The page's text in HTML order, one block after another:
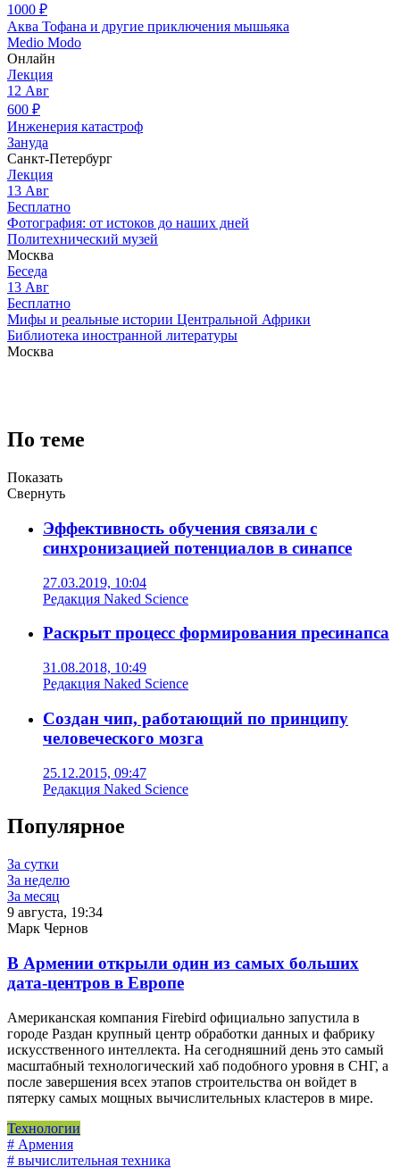
1000 ₽
Аква Тофана и другие приключения мышьяка
Medio Modo
Онлайн
Лекция
12 Авг
600 ₽
Инженерия катастроф
Зануда
Санкт-Петербург
Лекция
13 Авг
Бесплатно
Фотография: от истоков до наших дней
Политехнический музей
Москва
Беседа
13 Авг
Бесплатно
Мифы и реальные истории Центральной Африки
Библиотека иностранной литературы
Москва
По теме
Показать
Свернуть
Эффективность обучения связали с
синхронизацией потенциалов в синапсе
27.03.2019, 10:04
Редакция Naked Science
Раскрыт процесс формирования пресинапса
31.08.2018, 10:49
Редакция Naked Science
Создан чип, работающий по принципу
человеческого мозга
25.12.2015, 09:47
Редакция Naked Science
Популярное
За сутки
За неделю
За месяц
9 августа, 19:34
Марк Чернов
В Армении открыли один из самых больших
дата-центров в Европе
Американская компания Firebird официально запустила в
городе Раздан крупный центр обработки данных и фабрику
искусственного интеллекта. На сегодняшний день это самый
масштабный технологический хаб подобного уровня в СНГ, а
после завершения всех этапов строительства он войдет в
пятерку самых мощных вычислительных кластеров в мире.
Технологии
# Армения
# вычислительная техника